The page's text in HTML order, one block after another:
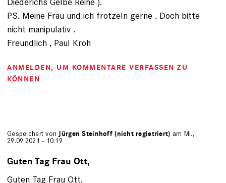
PS. Meine Frau und ich frotzeln gerne . Doch bitte
nicht manipulativ .
Freundlich , Paul Kroh
ANMELDEN, UM KOMMENTARE VERFASSEN ZU
KÖNNEN
Gespeichert von Jürgen Steinhoff (nicht registriert) am Mi.,
29.09.2021 - 10:19
Guten Tag Frau Ott,
Guten Tag Frau Ott,